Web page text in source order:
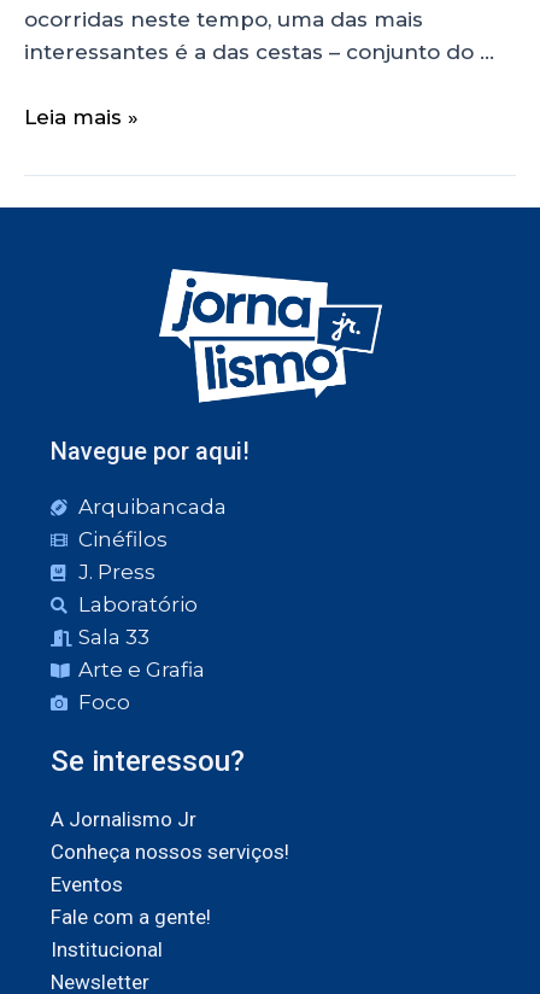
ocorridas neste tempo, uma das mais
interessantes é a das cestas – conjunto do …
Leia mais »
Navegue por aqui!
Arquibancada
Cinéfilos
J. Press
Laboratório
Sala 33
Arte e Grafia
Foco
Se interessou?
A Jornalismo Jr
Conheça nossos serviços!
Eventos
Fale com a gente!
Institucional
Newsletter